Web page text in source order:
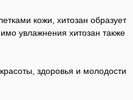
кожи, хитозан образует
увлажнения хитозан также
здоровья и молодости